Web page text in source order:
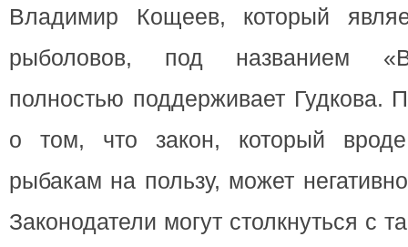
Владимир Кощеев, который
рыболовов, под названием
полностью поддерживает Гудкова.
о том, что закон, который
рыбакам на пользу, может
Законодатели могут столкнуться с